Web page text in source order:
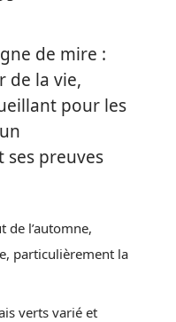
de mire :
de la vie,
pour les
preuves
de l’automne,
particulièrement la
verts varié et